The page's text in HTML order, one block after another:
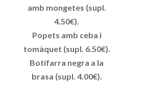
amb mongetes (supl.
4.50€).
Popets amb ceba i
tomàquet (supl. 6.50€).
Botifarra negra a la
brasa (supl. 4.00€).